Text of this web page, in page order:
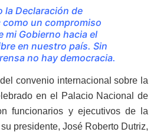
la Declaración de
como un compromiso
mi Gobierno hacia el
en nuestro país. Sin
no hay democracia.
convenio internacional sobre la
en el Palacio Nacional de
funcionarios y ejecutivos de la
presidente, José Roberto Dutriz,